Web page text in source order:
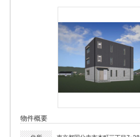
物件概要